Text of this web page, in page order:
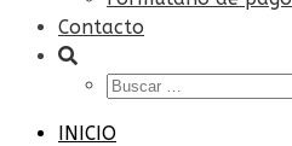
Contacto
Buscar:
INICIO